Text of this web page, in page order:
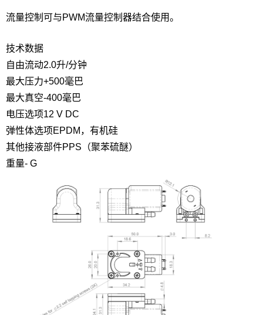
流量控制可与PWM流量控制器结合使用。
技术数据
自由流动2.0升/分钟
最大压力+500毫巴
最大真空-400毫巴
电压选项12 V DC
弹性体选项EPDM，有机硅
其他接液部件PPS（聚苯硫醚）
重量- G